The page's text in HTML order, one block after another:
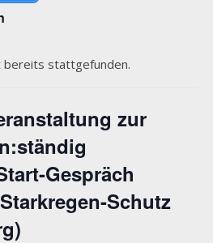
bereits stattgefunden.
zur
Gespräch
Schutz